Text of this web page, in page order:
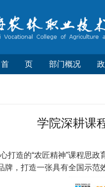
首 页 部门概况
学院深耕课
打造的“农匠精神”课程思
牌，打造一张具有全国示范